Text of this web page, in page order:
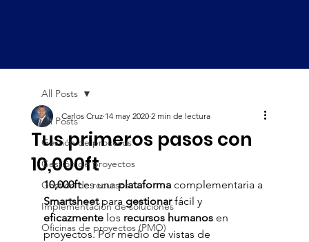
All Posts
Gestión de procesos
Gestión de proyectos
Gestión de recursos
Implementación de soluciones
Oficinas de proyectos (PMO)
All Posts
Tus primeros pasos con
10,000ft
Carlos Cruz 14 may 2020 2 min de lectura
10,000ft es una plataforma complementaria a
Smartsheet para gestionar fácil y
eficazmente los recursos humanos en
proyectos. Por medio de vistas de